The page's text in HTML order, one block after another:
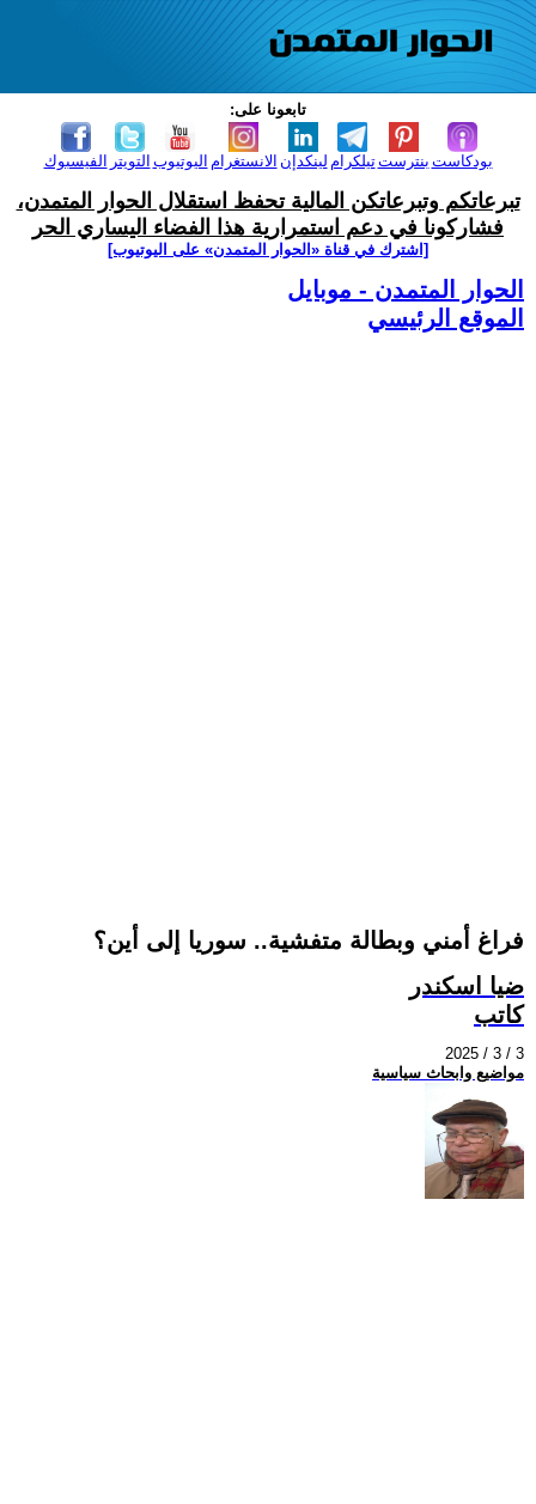
تابعونا على:
الفيسبوك التويتر اليوتيوب الانستغرام لينكدإن تيلكرامبنترست بودكاست
تبرعاتكم وتبرعاتكن المالية تحفظ استقلال الحوار المتمدن،
فشاركونا في دعم استمرارية هذا الفضاء اليساري الحر
[اشترك في قناة ‫«الحوار المتمدن» على اليوتيوب]
الحوار المتمدن - موبايل
الموقع الرئيسي
فراغ أمني وبطالة متفشية.. سوريا إلى أين؟
ضيا اسكندر
كاتب
2025 / 3 / 3
مواضيع وابحاث سياسية